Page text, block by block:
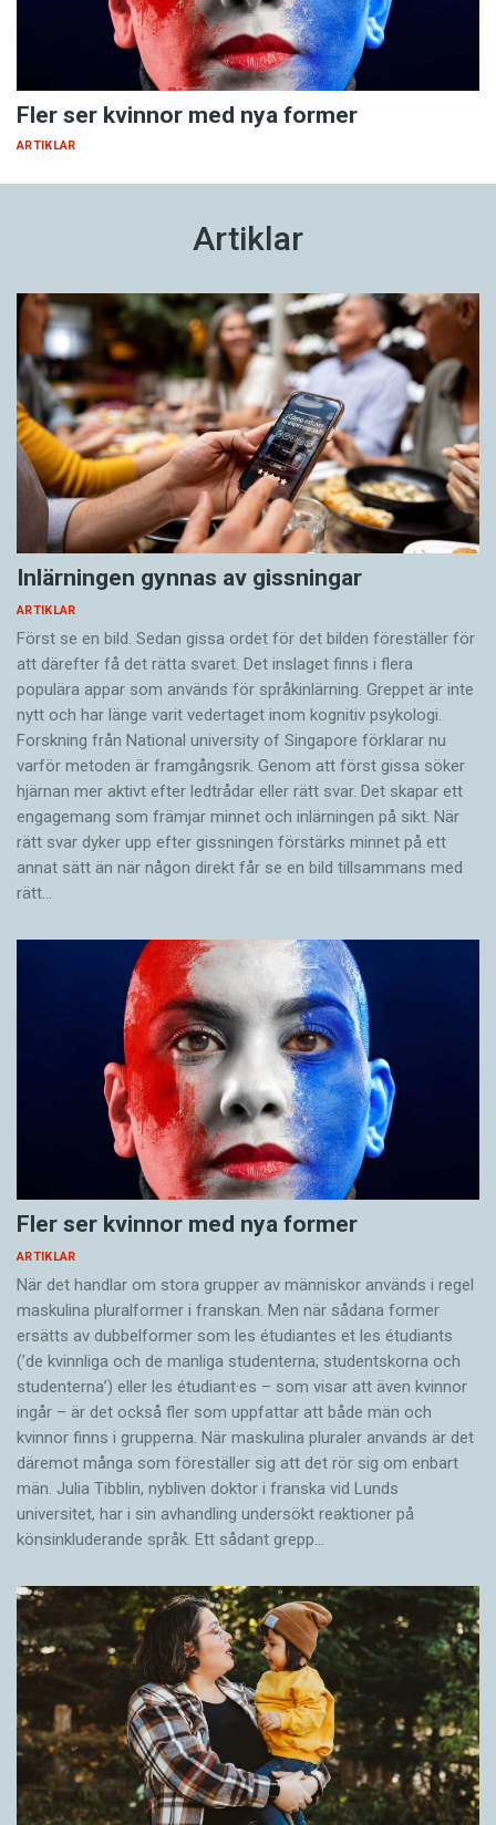
Fler ser kvinnor med nya former
ARTIKLAR
Artiklar
Inlärningen gynnas av gissningar
ARTIKLAR
Först se en bild. Sedan gissa ordet för det bilden föreställer för
att därefter få det rätta svaret. Det inslaget finns i flera
populära appar som används för språkinlärning. Greppet är inte
nytt och har länge varit vedertaget inom kognitiv psykologi.
Forskning från National university of Singa­pore förklarar nu
varför metoden är framgångsrik. Genom att först gissa ­söker
hjärnan mer aktivt ­efter ledtrådar eller rätt svar. Det skapar ett
engagemang som främjar minnet och inlärningen på sikt. När
rätt svar dyker upp efter gissningen förstärks minnet på ett
annat sätt än när någon direkt får se en bild tillsammans med
rätt…
Fler ser kvinnor med nya former
ARTIKLAR
När det handlar om stora grupper av människor används i regel
maskulina pluralformer i franskan. Men när sådana ­former
ersätts av dubbel­former som les étudiantes et les étudiants
(’de kvinnliga och de manliga studenterna; studentskorna och
studenterna’) eller les étudiant·es – som visar att även kvinnor
ingår – är det också fler som uppfattar att både män och
kvinnor finns i grupperna. När maskulina pluraler används är det
där­emot många som föreställer sig att det rör sig om enbart
män. Julia Tibblin, nybliven doktor i franska vid Lunds
universitet, har i sin avhandling undersökt reaktioner på
könsinkluderande språk. Ett sådant grepp…